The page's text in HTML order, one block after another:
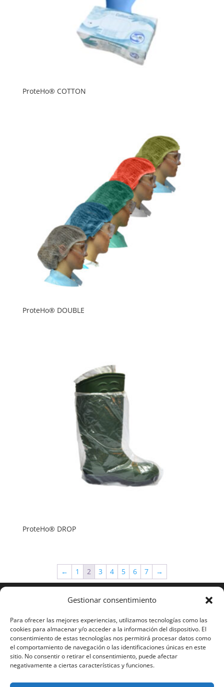
Gestionar consentimiento
Para ofrecer las mejores experiencias, utilizamos tecnologías como las
cookies para almacenar y/o acceder a la información del dispositivo. El
consentimiento de estas tecnologías nos permitirá procesar datos como
el comportamiento de navegación o las identificaciones únicas en este
sitio. No consentir o retirar el consentimiento, puede afectar
negativamente a ciertas características y funciones.
ProteHo® COTTON
ProteHo® DOUBLE
ProteHo® DROP
← 1 2 3 4 5 6 7 →